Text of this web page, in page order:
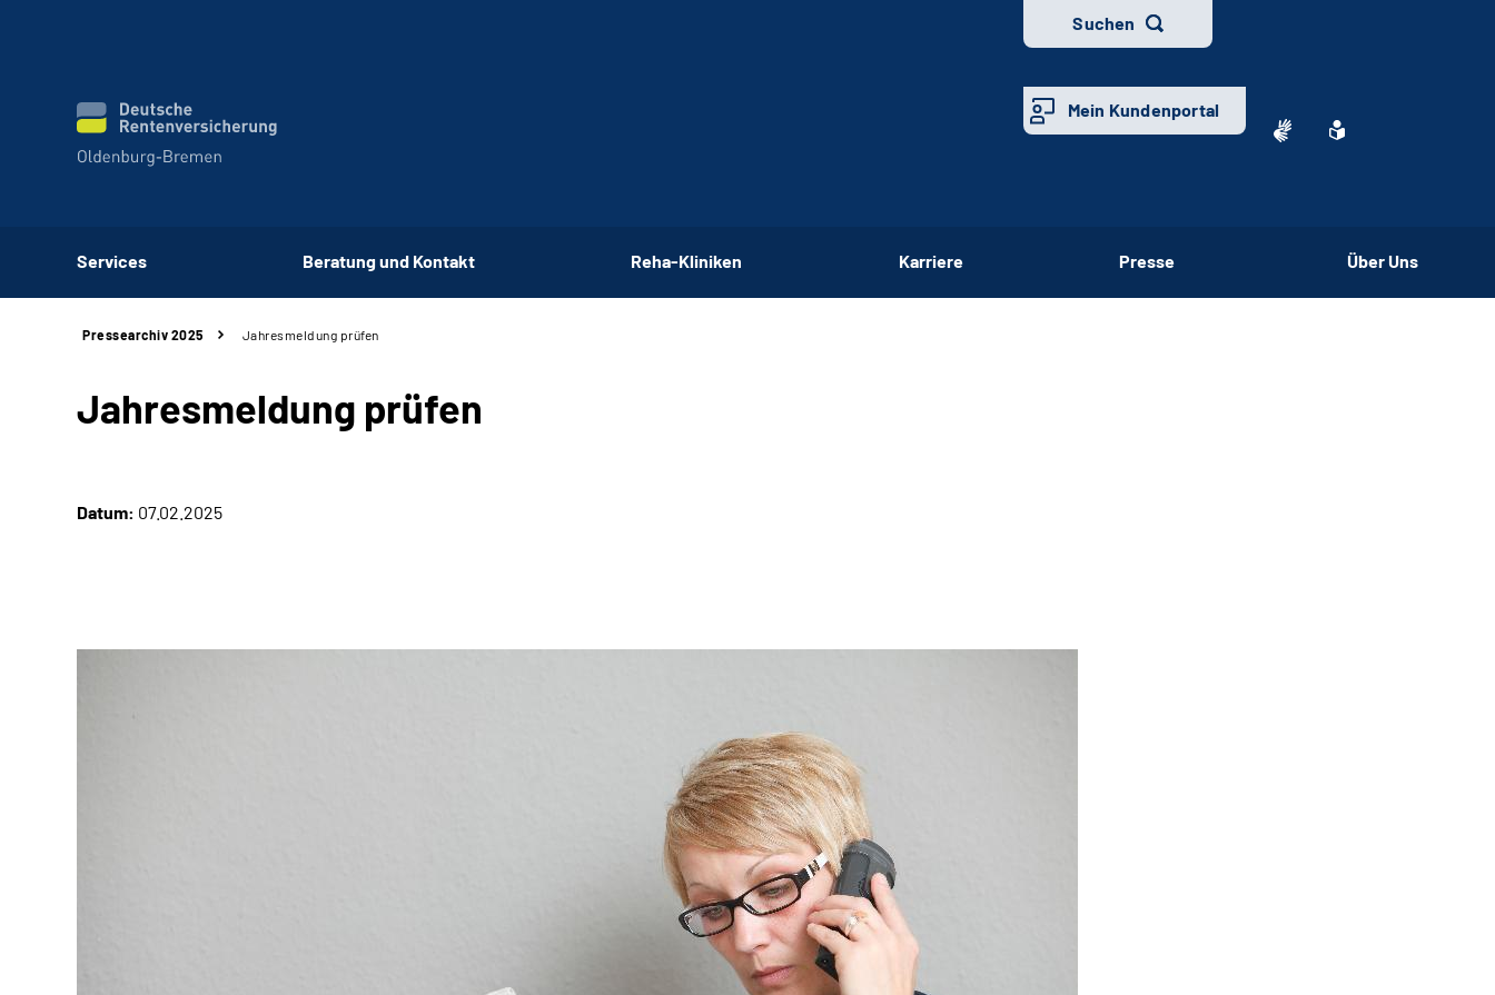
Suchen
Mein Kundenportal
Services Beratung und Kontakt Reha-Kliniken Karriere Presse Über Uns
Pressearchiv 2025 Jahresmeldung prüfen
Jahresmeldung prüfen
Datum: 07.02.2025